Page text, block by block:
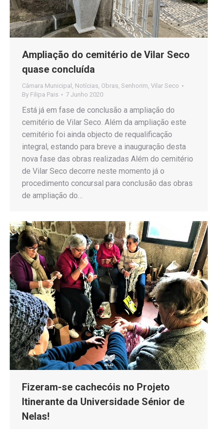
Ampliação do cemitério de Vilar Seco
quase concluída
Câmara Municipal Notícias Obras Senhorim Vilar Seco
By Filipa Pais 7 Junho 2020
Está já em fase de conclusão a ampliação do
cemitério de Vilar Seco. Além da ampliação este
cemitério foi ainda objecto de requalificação
integral, estando para breve a inauguração desta
nova fase das obras realizadas Além do cemitério
de Vilar Seco decorre neste momento já o
procedimento concursal para conclusão das obras
de ampliação do…
Fizeram-se cachecóis no Projeto
Itinerante da Universidade Sénior de
Nelas!